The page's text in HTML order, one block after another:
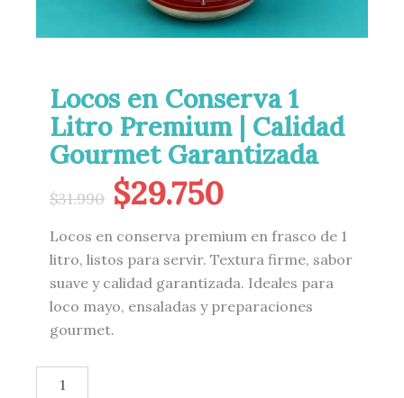
Locos en Conserva 1
Litro Premium | Calidad
Gourmet Garantizada
$31.990 El
precio
original
era:
$31.990.
$29.750El
precio
actual
es:
$29.750.
Locos en conserva premium en frasco de 1
litro, listos para servir. Textura firme, sabor
suave y calidad garantizada. Ideales para
loco mayo, ensaladas y preparaciones
gourmet.